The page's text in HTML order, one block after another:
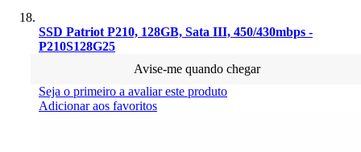
SSD Patriot P210, 128GB, Sata III, 450/430mbps -
P210S128G25
Avise-me quando chegar
Seja o primeiro a avaliar este produto
Adicionar aos favoritos